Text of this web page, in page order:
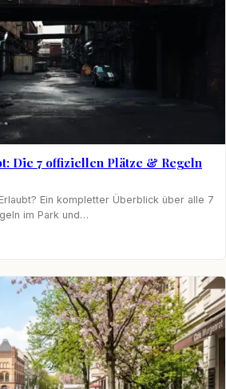
Die 7 offiziellen Plätze & Regeln
Ein kompletter Überblick über alle 7
im Park und…